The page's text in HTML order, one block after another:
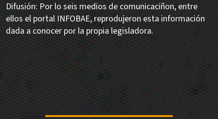
Difusión: Por lo seis medios de comunicaciñon, entre
ellos el portal INFOBAE, reprodujeron esta información
dada a conocer por la propia legisladora.